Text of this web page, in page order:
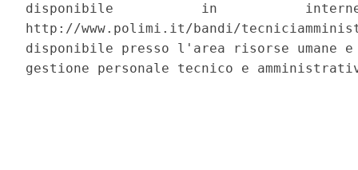
disponibile           in
http://www.polimi.it/bandi/
disponibile presso l'area risorse umane
gestione personale tecnico e